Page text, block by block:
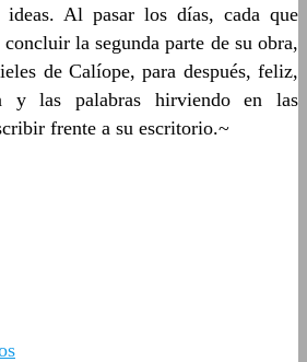
ideas. Al pasar los días, cada que
la segunda parte de su obra,
de Calíope, para después, feliz,
y las palabras hirviendo en las
frente a su escritorio.~